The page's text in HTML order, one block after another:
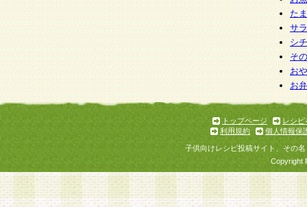
た
サ
シ
そ
お
お
トップページ
レシピ
利用規約
個人情報保
子供向けレシピ投稿サイト、その
Copyright